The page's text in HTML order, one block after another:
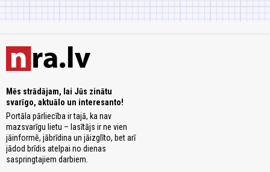
Mēs strādājam, lai Jūs zinātu
svarīgo, aktuālo un interesanto!
Portāla pārliecība ir tajā, ka nav
mazsvarīgu lietu – lasītājs ir ne vien
jāinformē, jābrīdina un jāizglīto, bet arī
jādod brīdis atelpai no dienas
saspringtajiem darbiem.